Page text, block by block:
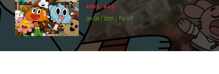
KIDS, ALL
0h38 | 2011 | TV-Y7